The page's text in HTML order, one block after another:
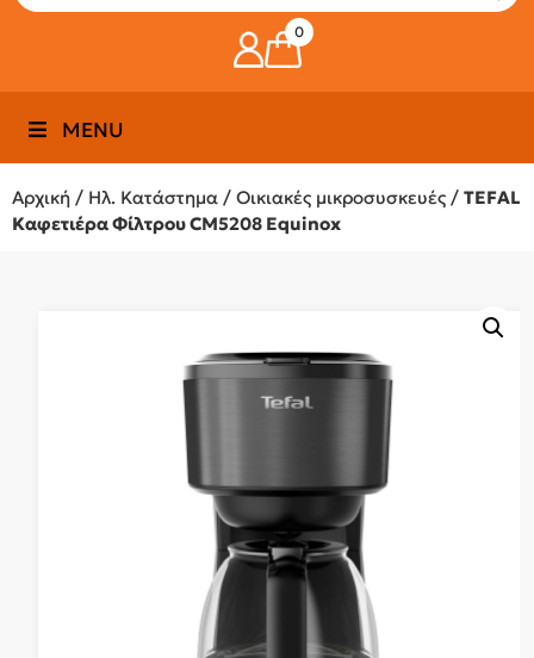
0
MENU
Αρχική / Ηλ. Κατάστημα / Οικιακές μικροσυσκευές / TEFAL
Καφετιέρα Φίλτρου CM5208 Equinox